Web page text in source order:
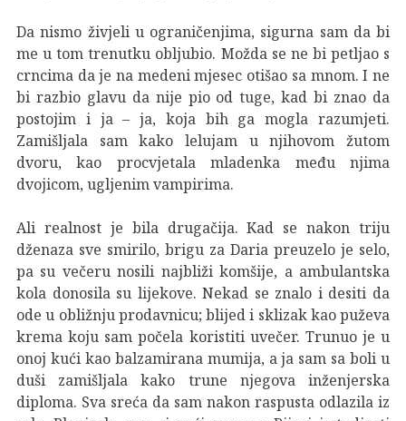
Da nismo živjeli u ograničenjima, sigurna sam da bi
me u tom trenutku obljubio. Možda se ne bi petljao s
crncima da je na medeni mjesec otišao sa mnom. I ne
bi razbio glavu da nije pio od tuge, kad bi znao da
postojim i ja – ja, koja bih ga mogla razumjeti.
Zamišljala sam kako lelujam u njihovom žutom
dvoru, kao procvjetala mladenka među njima
dvojicom, ugljenim vampirima.
Ali realnost je bila drugačija. Kad se nakon triju
dženaza sve smirilo, brigu za Daria preuzelo je selo,
pa su večeru nosili najbliži komšije, a ambulantska
kola donosila su lijekove. Nekad se znalo i desiti da
ode u obližnju prodavnicu; blijed i sklizak kao puževa
krema koju sam počela koristiti uvečer. Trunuo je u
onoj kući kao balzamirana mumija, a ja sam sa boli u
duši zamišljala kako trune njegova inženjerska
diploma. Sva sreća da sam nakon raspusta odlazila iz